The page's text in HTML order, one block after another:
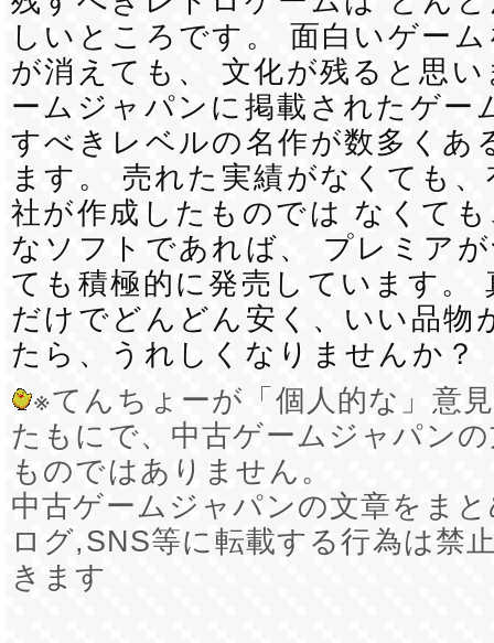
しいところです。 面白いゲー
が消えても、 文化が残ると思
ームジャパンに掲載されたゲー
すべきレベルの名作が数多くあ
ます。 売れた実績がなくても
社が作成したものでは なくて
なソフトであれば、 プレミア
ても積極的に発売しています。
だけでどんどん安く、いい品物
たら、うれしくなりませんか？
※てんちょーが「個人的な」意
たもにで、中古ゲームジャパン
ものではありません。
中古ゲームジャパンの文章をま
ログ,SNS等に転載する行為は禁
きます